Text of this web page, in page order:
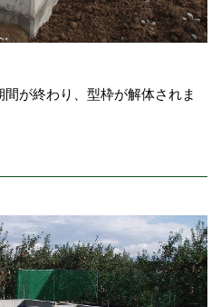
が終わり、型枠が解体されま